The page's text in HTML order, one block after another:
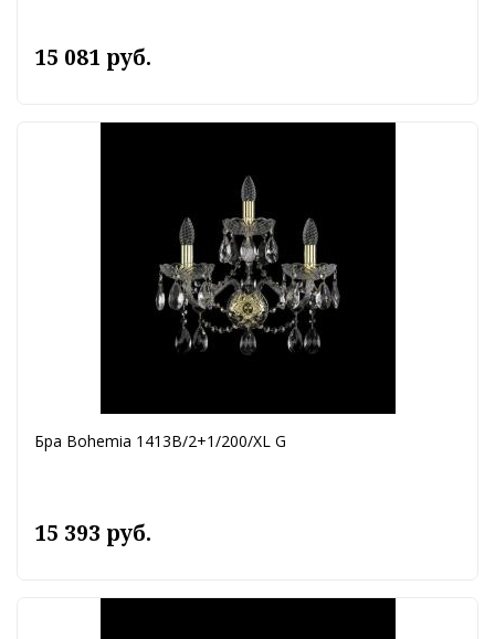
15 081 руб.
Бра Bohemia 1413B/2+1/200/XL G
15 393 руб.